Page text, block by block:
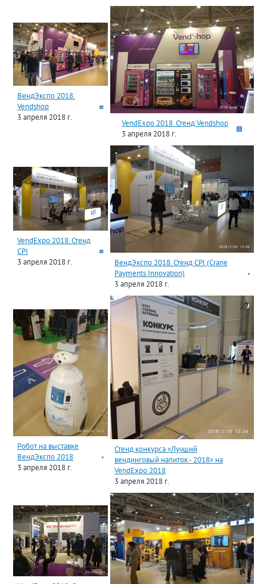
ВендЭкспо 2018.
Vendshop
3 апреля 2018 г.
VendExpo 2018. Стенд Vendshop
3 апреля 2018 г.
VendExpo 2018. Стенд
CPI
3 апреля 2018 г.
ВендЭкспо 2018. Стенд CPI (Crane
Payments Innovation)
3 апреля 2018 г.
Робот на выставке
ВендЭкспо 2018
3 апреля 2018 г.
Стенд конкурса «Лучший
вендинговый напиток - 2018» на
VendExpo 2018
3 апреля 2018 г.